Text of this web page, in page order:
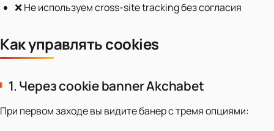
❌ Не используем cross-site tracking без согласия
Как управлять cookies
1. Через cookie banner Akchabet
При первом заходе вы видите банер с тремя опциями: